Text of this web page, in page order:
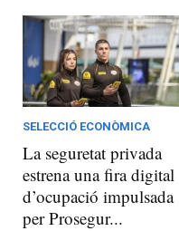
SELECCIÓ ECONÒMICA
La seguretat privada
estrena una fira digital
d’ocupació impulsada
per Prosegur...